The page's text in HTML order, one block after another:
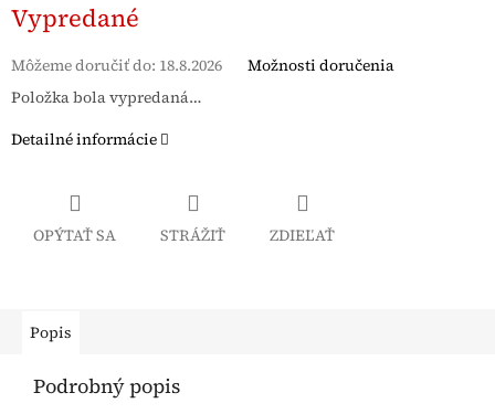
cena:
Vypredané
Môžeme doručiť do: 18.8.2026
Možnosti doručenia
Položka bola vypredaná…
Detailné informácie
OPÝTAŤ SA STRÁŽIŤ ZDIEĽAŤ
Popis
Podrobný popis